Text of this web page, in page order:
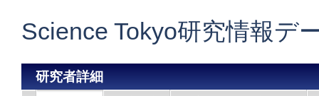
Science Tokyo研究情報デ
研究者詳細